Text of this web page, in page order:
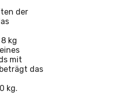
der
kg
mit
das
kg.